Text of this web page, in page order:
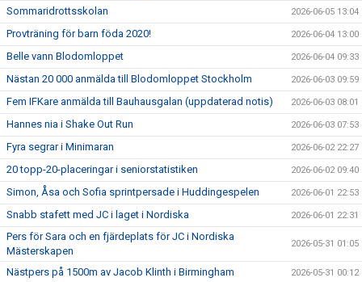
Sommaridrottsskolan 2026-06-05 13:04
Provträning för barn föda 2020! 2026-06-04 13:00
Belle vann Blodomloppet 2026-06-04 09:33
Nästan 20 000 anmälda till Blodomloppet Stockholm 2026-06-03 09:59
Fem IFKare anmälda till Bauhausgalan (uppdaterad notis) 2026-06-03 08:01
Hannes nia i Shake Out Run 2026-06-03 07:53
Fyra segrar i Minimaran 2026-06-02 22:27
20 topp-20-placeringar i seniorstatistiken 2026-06-02 09:40
Simon, Åsa och Sofia sprintpersade i Huddingespelen 2026-06-01 22:53
Snabb stafett med JC i laget i Nordiska 2026-06-01 22:31
Pers för Sara och en fjärdeplats för JC i Nordiska
Mästerskapen
2026-05-31 01:05
Nästpers på 1500m av Jacob Klinth i Birmingham 2026-05-31 00:12